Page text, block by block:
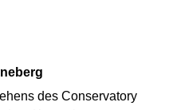
des Conservatory